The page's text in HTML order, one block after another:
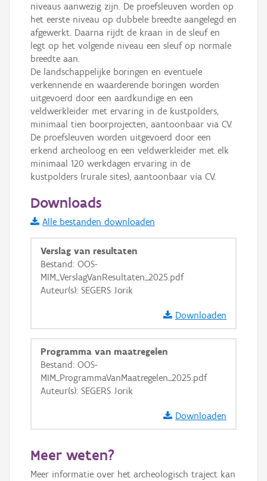
i
+ −
Basis Lagen
OSM-Basiskaart
GRB-Basiskaart
GRB-Basiskaart in grijswaarden
niveaus aanwezig zijn. De proefsleuven worden op
het eerste niveau op dubbele breedte aangelegd en
afgewerkt. Daarna rijdt de kraan in de sleuf en
legt op het volgende niveau een sleuf op normale
breedte aan.
De landschappelijke boringen en eventuele
verkennende en waarderende boringen worden
uitgevoerd door een aardkundige en een
veldwerkleider met ervaring in de kustpolders,
minimaal tien boorprojecten, aantoonbaar via CV.
De proefsleuven worden uitgevoerd door een
erkend archeoloog en een veldwerkleider met elk
minimaal 120 werkdagen ervaring in de
kustpolders (rurale sites), aantoonbaar via CV.
Downloads
Alle bestanden downloaden
Verslag van resultaten
Bestand: OOS-
MIM_VerslagVanResultaten_2025.pdf
Auteur(s): SEGERS Jorik
Downloaden
Programma van maatregelen
Bestand: OOS-
MIM_ProgrammaVanMaatregelen_2025.pdf
Auteur(s): SEGERS Jorik
Downloaden
Meer weten?
Meer informatie over het archeologisch traject kan